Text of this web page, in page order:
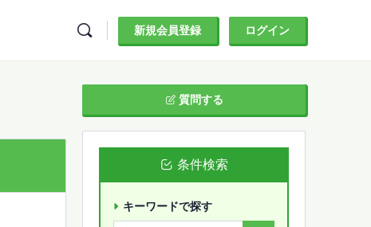
新規会員登録 ログイン
質問する
条件検索
キーワードで探す